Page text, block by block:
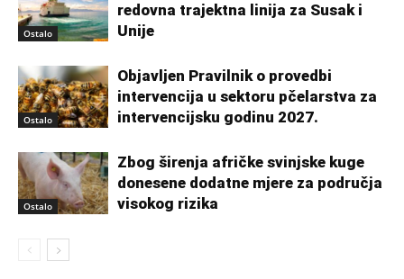
Ostalo
redovna trajektna linija za Susak i
Unije
Ostalo
Objavljen Pravilnik o provedbi
intervencija u sektoru pčelarstva za
intervencijsku godinu 2027.
Ostalo
Zbog širenja afričke svinjske kuge
donesene dodatne mjere za područja
visokog rizika